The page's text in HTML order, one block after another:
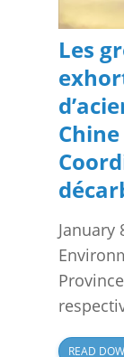
Les
January
READ